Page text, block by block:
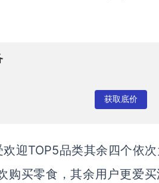
获取底价
迎TOP5品类其余四个依
购买零食，其余用户更爱